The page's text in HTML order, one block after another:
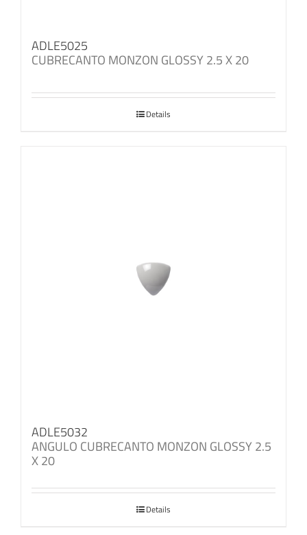
ADLE5025
CUBRECANTO MONZON GLOSSY 2.5 X 20
Details
ADLE5032
ANGULO CUBRECANTO MONZON GLOSSY 2.5
X 20
Details